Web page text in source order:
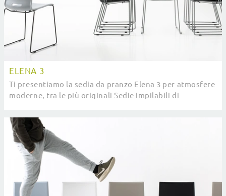
ELENA 3
Ti presentiamo la sedia da pranzo Elena 3 per atmosfere
moderne, tra le più originali Sedie impilabili di